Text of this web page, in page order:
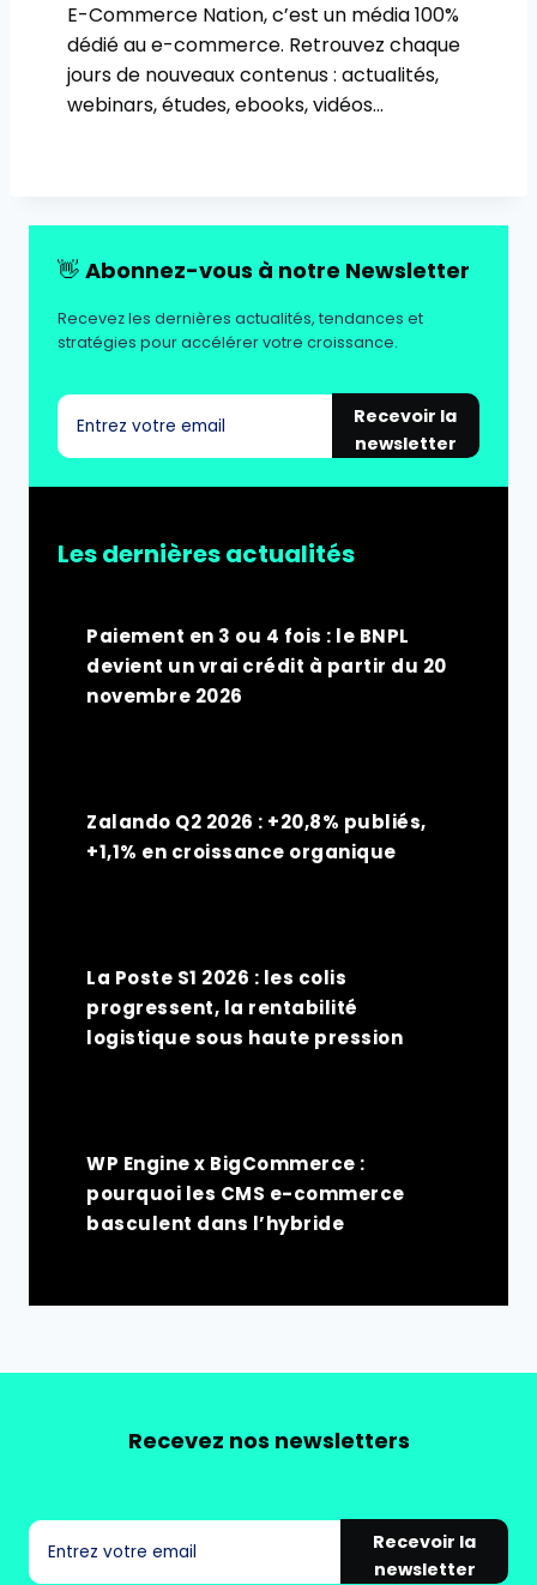
E-Commerce Nation, c’est un média 100%
dédié au e-commerce. Retrouvez chaque
jours de nouveaux contenus : actualités,
webinars, études, ebooks, vidéos…
👋 Abonnez-vous à notre Newsletter
Recevez les dernières actualités, tendances et
stratégies pour accélérer votre croissance.
Recevoir la
newsletter
Les dernières actualités
Paiement en 3 ou 4 fois : le BNPL
devient un vrai crédit à partir du 20
novembre 2026
Zalando Q2 2026 : +20,8% publiés,
+1,1% en croissance organique
La Poste S1 2026 : les colis
progressent, la rentabilité
logistique sous haute pression
WP Engine x BigCommerce :
pourquoi les CMS e-commerce
basculent dans l’hybride
Recevez nos newsletters
Recevoir la
newsletter